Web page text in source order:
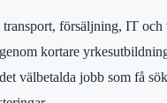
försäljning, IT
kortare
välbetalda jobb som få